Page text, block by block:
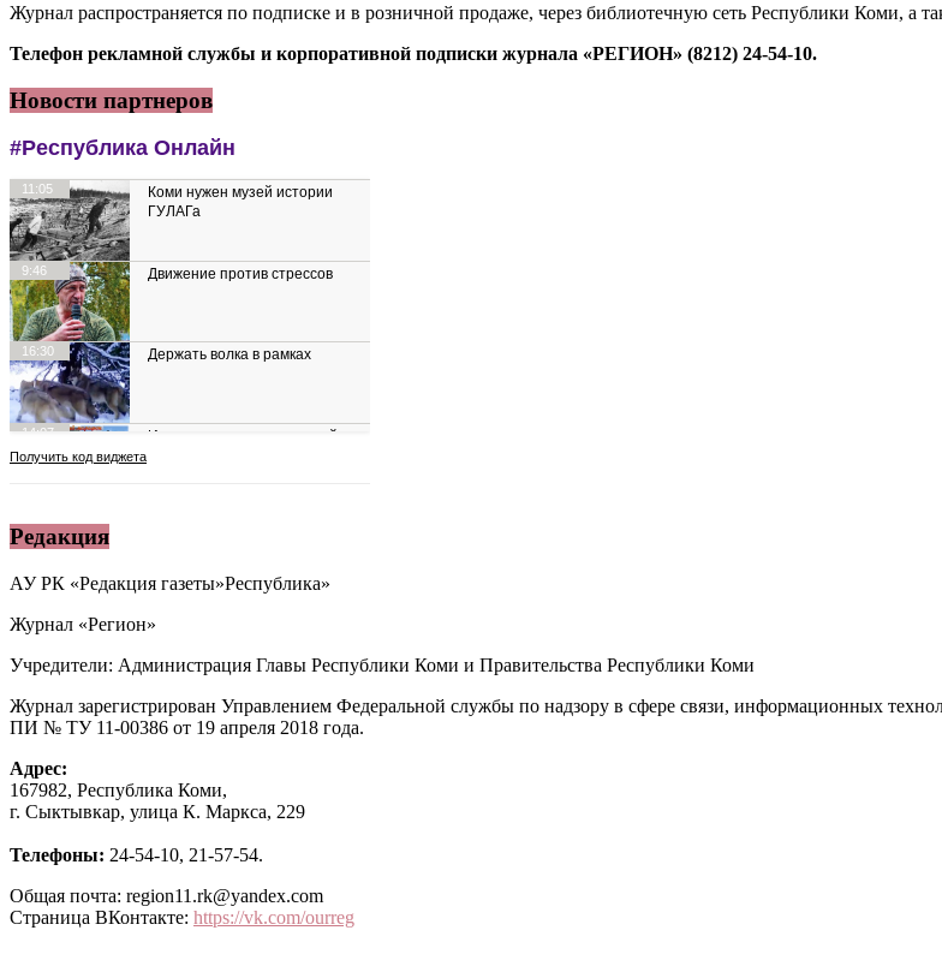
Журнал распространяется по подписке и в розничной продаже, через библиотечную сеть Республики Коми, а
Телефон рекламной службы и корпоративной подписки журнала «РЕГИОН» (8212) 24-54-10.
Новости партнеров
Редакция
АУ РК «Редакция газеты»Республика»
Журнал «Регион»
Учредители: Администрация Главы Республики Коми и Правительства Республики Коми
Журнал зарегистрирован Управлением Федеральной службы по надзору в сфере связи, информационных
ПИ № ТУ 11-00386 от 19 апреля 2018 года.
Адрес:
167982, Республика Коми,
г. Сыктывкар, улица К. Маркса, 229
Телефоны: 24-54-10, 21-57-54.
Общая почта: region11.rk@yandex.com
Страница ВКонтакте: https://vk.com/ourreg